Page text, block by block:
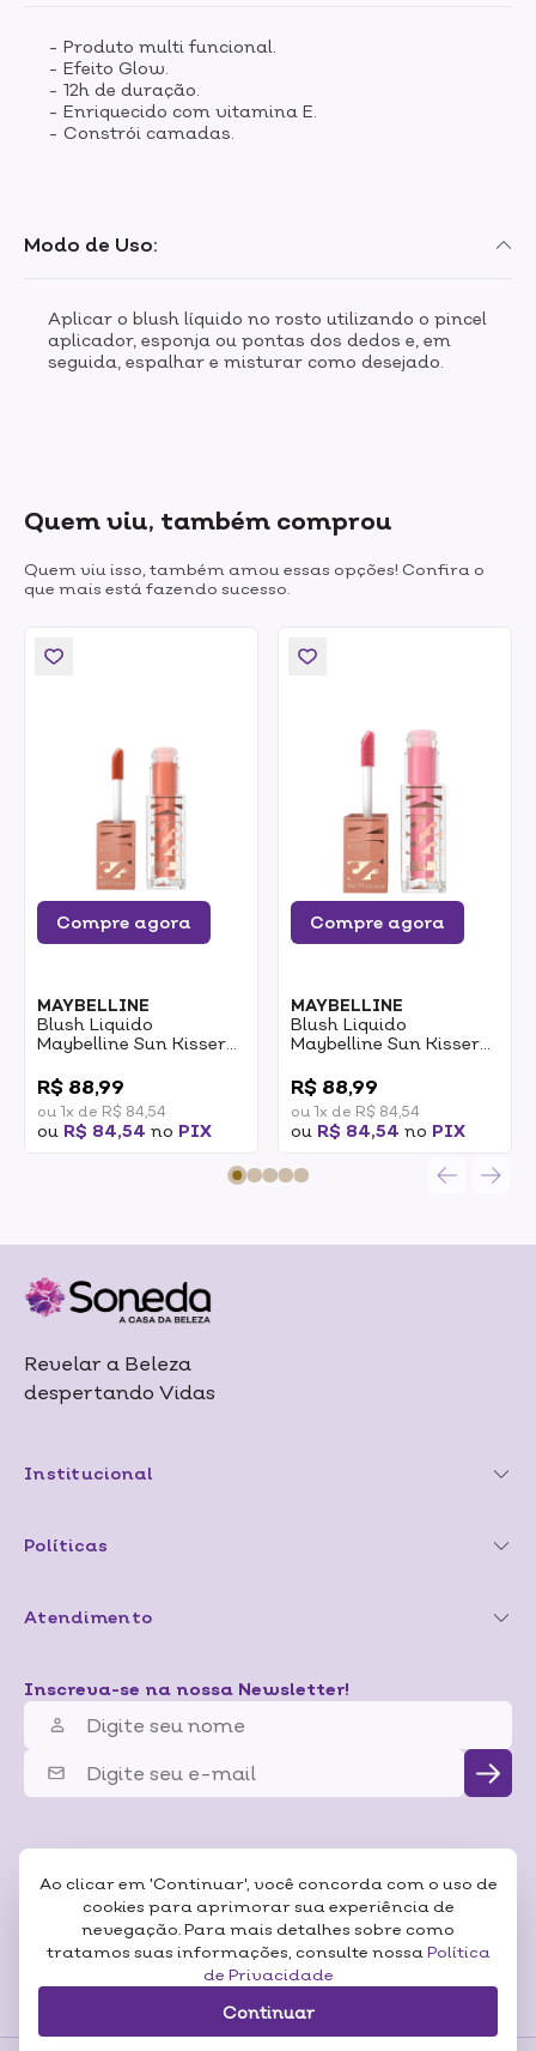
Ao clicar em 'Continuar', você concorda com o uso de
cookies para aprimorar sua experiência de
nevegação. Para mais detalhes sobre como
tratamos suas informações, consulte nossa Política
de Privacidade
Continuar
- Produto multi funcional.
- Efeito Glow.
- 12h de duração.
- Enriquecido com vitamina E.
- Constrói camadas.
Modo de Uso:
Aplicar o blush líquido no rosto utilizando o pincel
aplicador, esponja ou pontas dos dedos e, em
seguida, espalhar e misturar como desejado.
Quem viu, também comprou
Quem viu isso, também amou essas opções! Confira o
que mais está fazendo sucesso.
Compre agora
MAYBELLINE
Blush Liquido
Maybelline Sun Kisser
R$ 88,99
ou 1x de R$ 84,54
ou R$ 84,54 no PIX
Compre agora
MAYBELLINE
Blush Liquido
Maybelline Sun Kisser
R$ 88,99
ou 1x de R$ 84,54
ou R$ 84,54 no PIX
Revelar a Beleza
despertando Vidas
Institucional
Políticas
Atendimento
Inscreva-se na nossa Newsletter!